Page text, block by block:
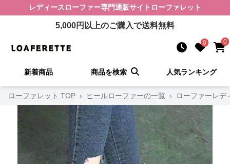
レディースローファー専門通販サイト ローファレット
5,000円以上のご購入で送料無料
0 0
新着商品 商品を検索 人気ランキング
ローファレット TOP › ヒールローファーの一覧 › ローファーレデ